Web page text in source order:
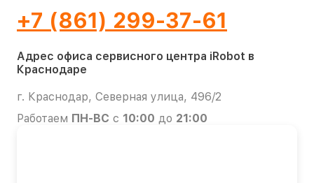
+7 (861) 299-37-61
Адрес офиса сервисного центра iRobot в
Краснодаре
г. Краснодар, Северная улица, 496/2
Работаем ПН-ВС с 10:00 до 21:00